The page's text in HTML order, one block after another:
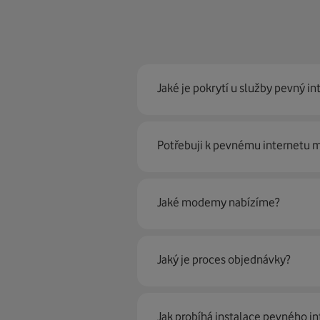
Jaké je pokrytí u služby pevný
Pevný internet můžeme
Potřebuji k pevnému internetu
Ano, potřebujete. Rádi vám ho
poradí naši proškolení prodejci
Jaké modemy nabízíme?
Jaký je proces objednávky?
Krok jedna je určitě ověření
Jak probíhá instalace pevného